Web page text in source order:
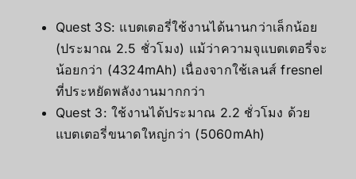
Quest 3S: แบตเตอรี่ใช้งานได้นานกว่าเล็กน้อย
(ประมาณ 2.5 ชั่วโมง) แม้ว่าความจุแบตเตอรี่จะ
น้อยกว่า (4324mAh) เนื่องจากใช้เลนส์ fresnel
ที่ประหยัดพลังงานมากกว่า
Quest 3: ใช้งานได้ประมาณ 2.2 ชั่วโมง ด้วย
แบตเตอรี่ขนาดใหญ่กว่า (5060mAh)